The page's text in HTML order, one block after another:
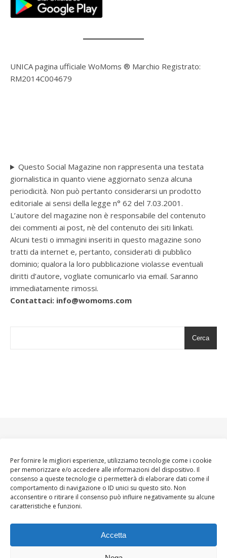
Per fornire le migliori esperienze, utilizziamo tecnologie come i cookie
per memorizzare e/o accedere alle informazioni del dispositivo. Il
consenso a queste tecnologie ci permetterà di elaborare dati come il
comportamento di navigazione o ID unici su questo sito. Non
acconsentire o ritirare il consenso può influire negativamente su alcune
caratteristiche e funzioni.
Accetta
UNICA pagina ufficiale WoMoms ® Marchio Registrato:
RM2014C004679
Questo Social Magazine non rappresenta una testata
giornalistica in quanto viene aggiornato senza alcuna
periodicità. Non può pertanto considerarsi un prodotto
editoriale ai sensi della legge n° 62 del 7.03.2001.
L’autore del magazine non è responsabile del contenuto
dei commenti ai post, nè del contenuto dei siti linkati.
Alcuni testi o immagini inseriti in questo magazine sono
tratti da internet e, pertanto, considerati di pubblico
dominio; qualora la loro pubblicazione violasse eventuali
diritti d’autore, vogliate comunicarlo via email. Saranno
immediatamente rimossi.
Contattaci: info@womoms.com
Cerca